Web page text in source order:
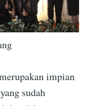
impian
sudah